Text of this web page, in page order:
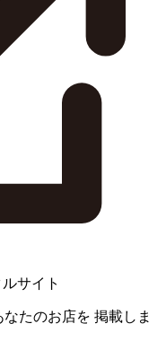
サイト
なたのお店を 掲載しま